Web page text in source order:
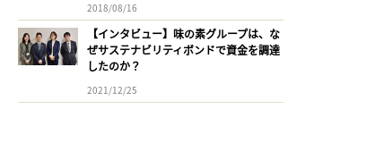
2018/08/16
【インタビュー】味の素グループは、な
ぜサステナビリティボンドで資金を調達
したのか？
2021/12/25